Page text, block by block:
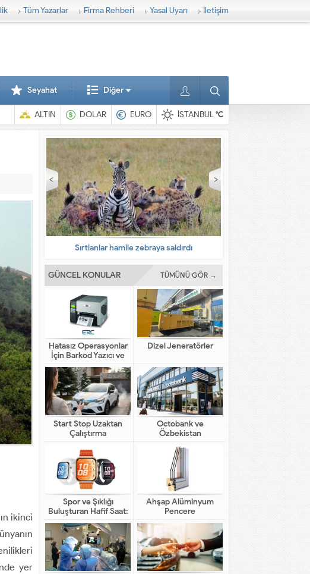
Tüm Yazarlar Firma Rehberi Yasal Uyarı İletişim
Seyahat Diğer
ALTIN DOLAR EURO İSTANBUL°C
ikinci
yer
En ilginç hayvanlar
GÜNCEL KONULAR TÜMÜNÜ GÖR →
Hatasız Operasyonlar
İçin Barkod Yazıcı ve
Otomasyon Sistemleri
Dizel Jeneratörler
Start Stop Uzaktan
Çalıştırma
Octobank ve
Özbekistan
Bankalarının Dijital
Finansal Altyapının
Gelişimindeki Yeni Rolü
Spor ve Şıklığı
Buluşturan Hafif Saat:
HUAWEI WATCH FIT 5
Pro
Ahşap Alüminyum
Pencere